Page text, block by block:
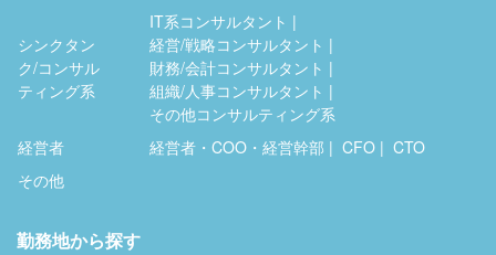
シンクタン
ク/コンサル
ティング系
IT系コンサルタント
経営/戦略コンサルタント
財務/会計コンサルタント
組織/人事コンサルタント
その他コンサルティング系
経営者
経営者・COO・経営幹部 CFO
CTO
その他
勤務地から探す